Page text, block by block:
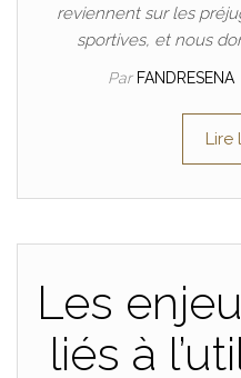
reviennent sur les
sportives, et nous
Par FANDRESENA
Lire
Les
liés à